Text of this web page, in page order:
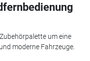
um eine
moderne Fahrzeuge.